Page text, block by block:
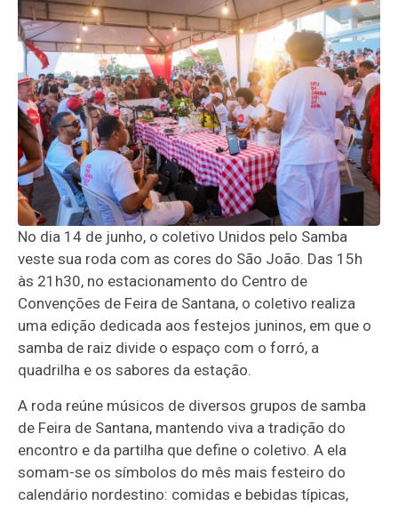
No dia 14 de junho, o coletivo Unidos pelo Samba
veste sua roda com as cores do São João. Das 15h
às 21h30, no estacionamento do Centro de
Convenções de Feira de Santana, o coletivo realiza
uma edição dedicada aos festejos juninos, em que o
samba de raiz divide o espaço com o forró, a
quadrilha e os sabores da estação.
A roda reúne músicos de diversos grupos de samba
de Feira de Santana, mantendo viva a tradição do
encontro e da partilha que define o coletivo. A ela
somam-se os símbolos do mês mais festeiro do
calendário nordestino: comidas e bebidas típicas,